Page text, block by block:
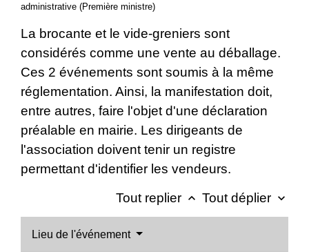
administrative (Première ministre)
La brocante et le vide-greniers sont
considérés comme une vente au déballage.
Ces 2 événements sont soumis à la même
réglementation. Ainsi, la manifestation doit,
entre autres, faire l'objet d'une déclaration
préalable en mairie. Les dirigeants de
l'association doivent tenir un registre
permettant d'identifier les vendeurs.
Tout replier keyboard_arrow_up Tout déplier keyboard_arrow_down
Lieu de l'événement